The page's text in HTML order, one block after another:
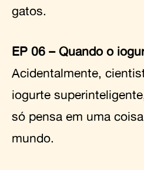
gatos.
EP 06 – Quando o
Acidentalmente,
iogurte
só pensa em uma
mundo.